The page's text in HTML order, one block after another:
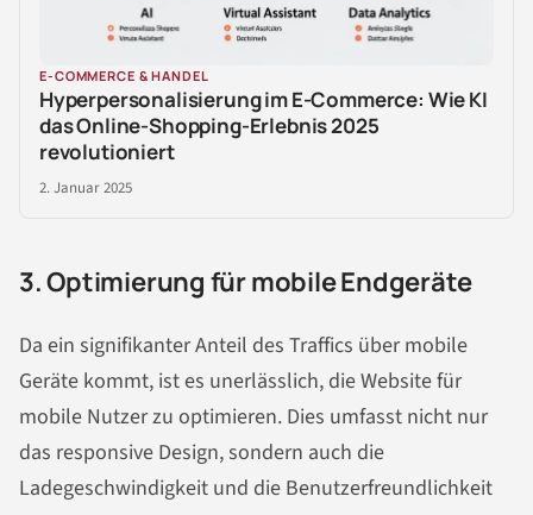
E-COMMERCE & HANDEL
Hyperpersonalisierung im E-Commerce: Wie KI
das Online-Shopping-Erlebnis 2025
revolutioniert
2. Januar 2025
3. Optimierung für mobile Endgeräte
Da ein signifikanter Anteil des Traffics über mobile
Geräte kommt, ist es unerlässlich, die Website für
mobile Nutzer zu optimieren. Dies umfasst nicht nur
das responsive Design, sondern auch die
Ladegeschwindigkeit und die Benutzerfreundlichkeit